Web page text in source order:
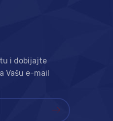
i dobijajte
Vašu e-mail